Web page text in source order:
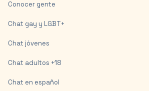
Conocer gente
Chat gay y LGBT+
Chat jóvenes
Chat adultos +18
Chat en español